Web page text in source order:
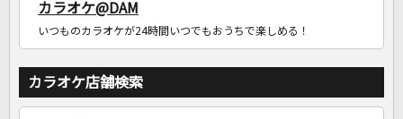
カラオケ@DAM
いつものカラオケが24時間いつでもおうちで楽しめる！
カラオケ店舗検索